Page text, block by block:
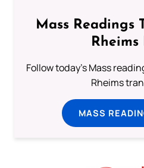
Mass Readings
Rheims
Follow today's Mass
Rheims
MASS